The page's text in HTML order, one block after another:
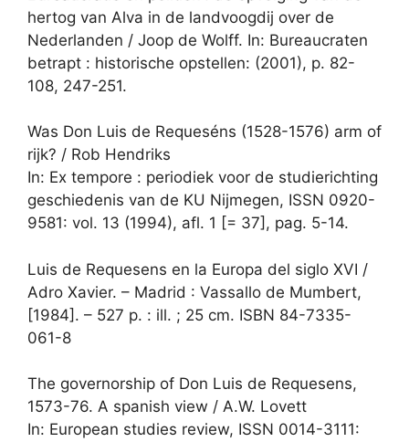
hertog van Alva in de landvoogdij over de
Nederlanden / Joop de Wolff. In: Bureaucraten
betrapt : historische opstellen: (2001), p. 82-
108, 247-251.
Was Don Luis de Requeséns (1528-1576) arm of
rijk? / Rob Hendriks
In: Ex tempore : periodiek voor de studierichting
geschiedenis van de KU Nijmegen, ISSN 0920-
9581: vol. 13 (1994), afl. 1 [= 37], pag. 5-14.
Luis de Requesens en la Europa del siglo XVI /
Adro Xavier. – Madrid : Vassallo de Mumbert,
[1984]. – 527 p. : ill. ; 25 cm. ISBN 84-7335-
061-8
The governorship of Don Luis de Requesens,
1573-76. A spanish view / A.W. Lovett
In: European studies review, ISSN 0014-3111: